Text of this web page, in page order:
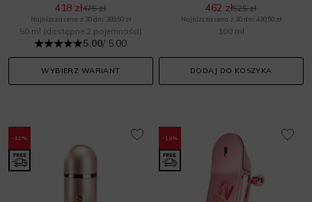
418 zł475 zł
Najniższa cena z 30 dni: 389,50 zł
50 ml (dostępne 2 pojemności)
5.00/ 5.00
WYBIERZ WARIANT
462 zł525 zł
Najniższa cena z 30 dni: 430,50 zł
100 ml
DODAJ DO KOSZYKA
-12% -10%